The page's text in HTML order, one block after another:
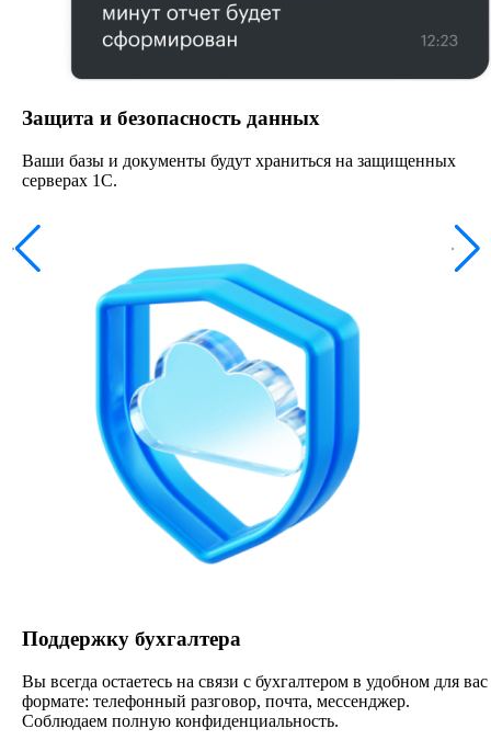
Защита и безопасность данных
Ваши базы и документы будут храниться на защищенных
серверах 1С.
Поддержку бухгалтера
Вы всегда остаетесь на связи с бухгалтером в удобном для вас
формате: телефонный разговор, почта, мессенджер.
Соблюдаем полную конфиденциальность.